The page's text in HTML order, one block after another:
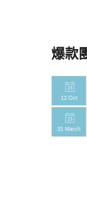
爆款
12 Oct
31 March